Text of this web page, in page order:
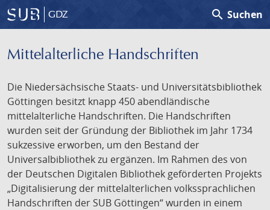
GDZ search Suchen
Mittelalterliche Handschriften
Die Niedersächsische Staats- und Universitätsbibliothek
Göttingen besitzt knapp 450 abendländische
mittelalterliche Handschriften. Die Handschriften
wurden seit der Gründung der Bibliothek im Jahr 1734
sukzessive erworben, um den Bestand der
Universalbibliothek zu ergänzen. Im Rahmen des von
der Deutschen Digitalen Bibliothek geförderten Projekts
„Digitalisierung der mittelalterlichen volkssprachlichen
Handschriften der SUB Göttingen“ wurden in einem